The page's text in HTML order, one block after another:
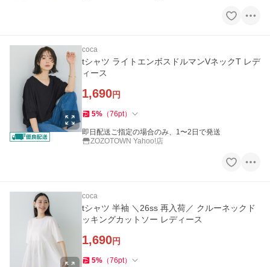
coca
tシャツ ライトエンボスドルマンVネックT レデ
ィース
1,690円
5% （76pt）
即日配送ご指定の場合のみ、1〜2日で発送
ZOZOTOWN Yahoo!店
coca
tシャツ 半袖 ＼26ss 再入荷／ クルーネックド
ッキングカットソー レディース
1,690円
5% （76pt）